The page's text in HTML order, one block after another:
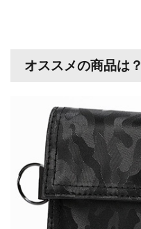
オススメの商品は？